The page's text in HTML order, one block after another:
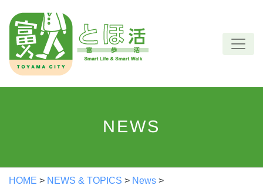
content
NEWS
HOME > NEWS & TOPICS > News >